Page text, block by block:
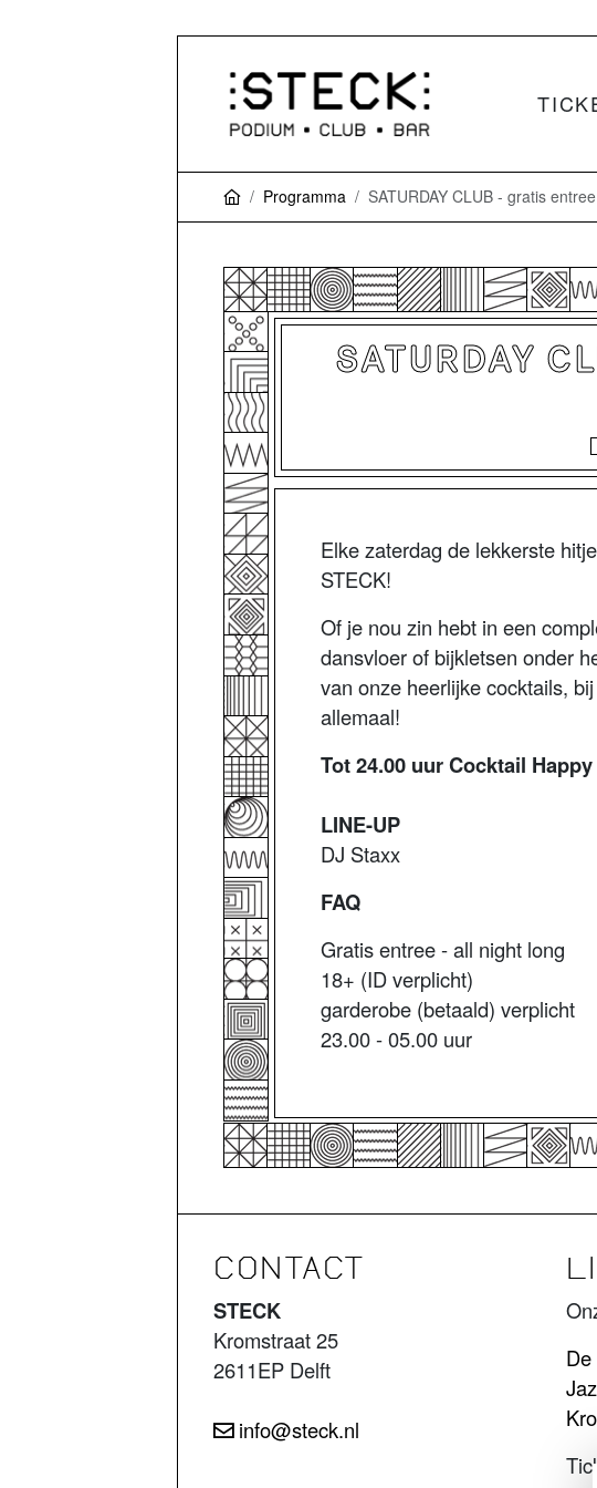
Programma SATURDAY CLUB - gratis
SATURDAY
Elke zaterdag de lekkerste
STECK!
Of je nou zin hebt in een
dansvloer of bijkletsen onder
van onze heerlijke cocktails,
allemaal!
Tot 24.00 uur Cocktail
LINE-UP
DJ Staxx
FAQ
Gratis entree - all night long
18+ (ID verplicht)
garderobe (betaald) verplicht
23.00 - 05.00 uur
CONTACT
STECK
Kromstraat 25
2611EP Delft
info@steck.nl